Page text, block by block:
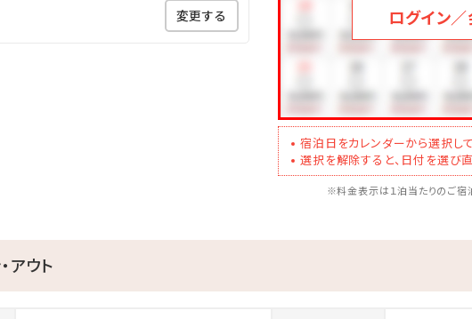
変更する ログイン
宿泊日をカレンダーから選択し
選択を解除すると、日付を選び直
※料金表示は１泊当たりのご宿
アウト